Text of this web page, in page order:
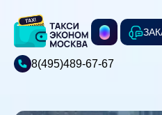
8(495)489-67-67